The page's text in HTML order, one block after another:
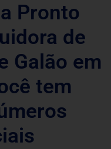
Pronto
de
Galão em
tem